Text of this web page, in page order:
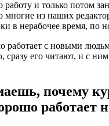
работу и только потом
многие из наших
в нерабочее время, по
работает с новыми
сразу его читают, и с
почему
работает